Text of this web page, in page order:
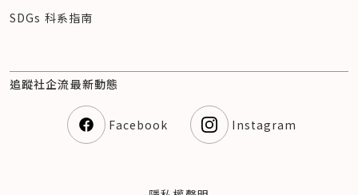
SDGs 科系指南
追蹤社企流最新動態
Facebook Instagram